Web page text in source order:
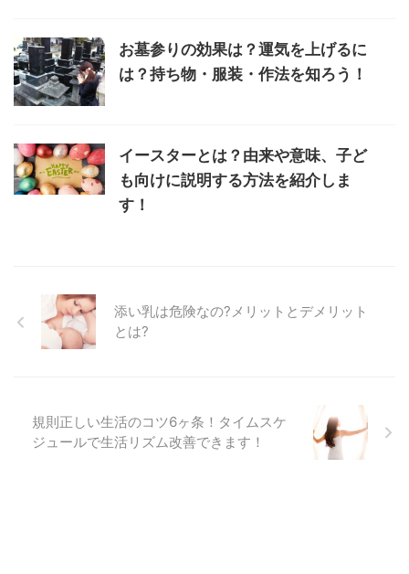
お墓参りの効果は？運気を上げるに
は？持ち物・服装・作法を知ろう！
イースターとは？由来や意味、子ど
も向けに説明する方法を紹介しま
す！
添い乳は危険なの?メリットとデメリット
とは?
規則正しい生活のコツ6ヶ条！タイムスケ
ジュールで生活リズム改善できます！